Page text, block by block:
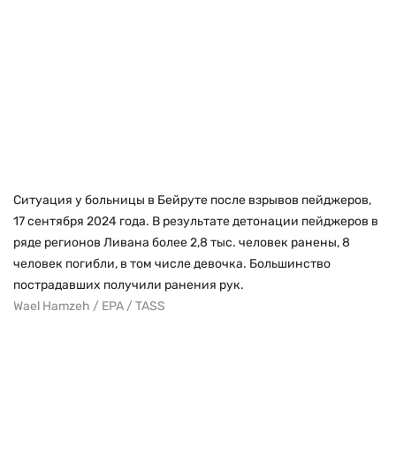
Ситуация у больницы в Бейруте после взрывов пейджеров,
17 сентября 2024 года. В результате детонации пейджеров в
ряде регионов Ливана более 2,8 тыс. человек ранены, 8
человек погибли, в том числе девочка. Большинство
пострадавших получили ранения рук.
Wael Hamzeh / EPA / TASS